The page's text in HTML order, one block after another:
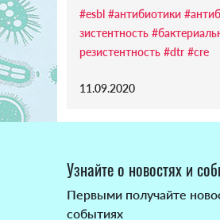
#esbl #антибиотики
зистентность
резистентность #dtr #cre
11.09.2020
Узнайте о новостях и
Первыми получайте
событиях